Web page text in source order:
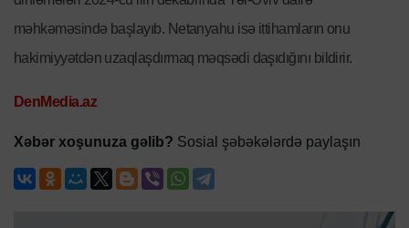
məhkəməsində başlayıb. Netanyahu isə ittihamların onu
hakimiyyətdən uzaqlaşdırmaq məqsədi daşıdığını bildirir.
DenMedia.az
Xəbər xoşunuza gəlib? Sosial şəbəkələrdə paylaşın